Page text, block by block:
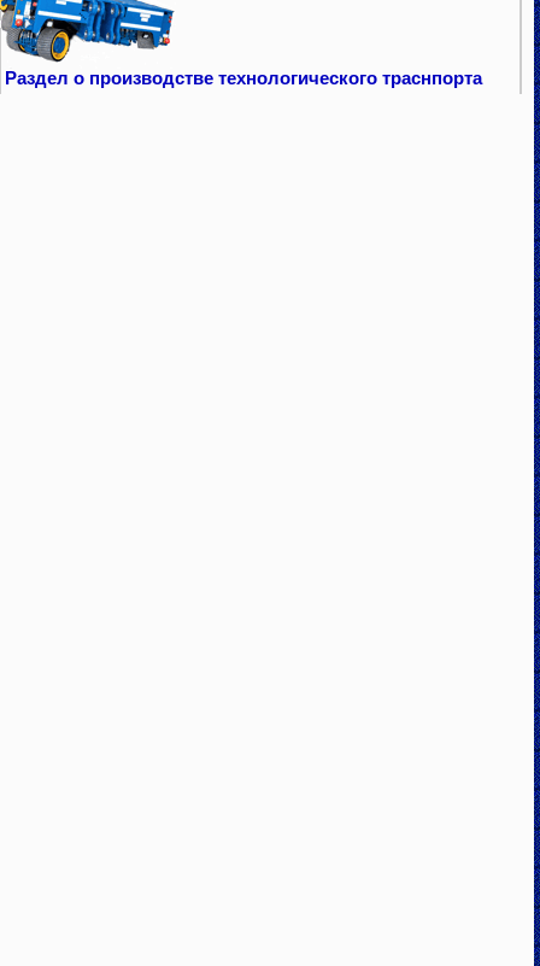
Раздел о производстве технологического траснпорта